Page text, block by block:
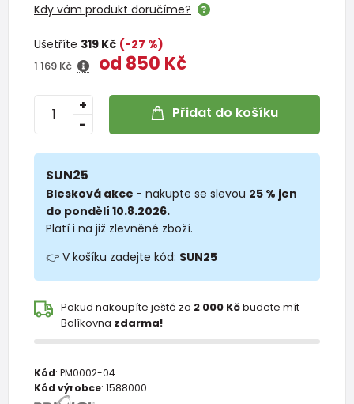
Kdy vám produkt doručíme?
Ušetříte 319 Kč (-27 %)
1 169 Kč od 850 Kč
-
+ Přidat do košíku
SUN25
Blesková akce - nakupte se slevou 25 % jen
do pondělí 10.8.2026.
Platí i na již zlevněné zboží.
👉 V košíku zadejte kód: SUN25
Pokud nakoupíte ještě za 2 000 Kčbudete mít
Balíkovna zdarma!
Kód: PM0002-04
Kód výrobce: 1588000